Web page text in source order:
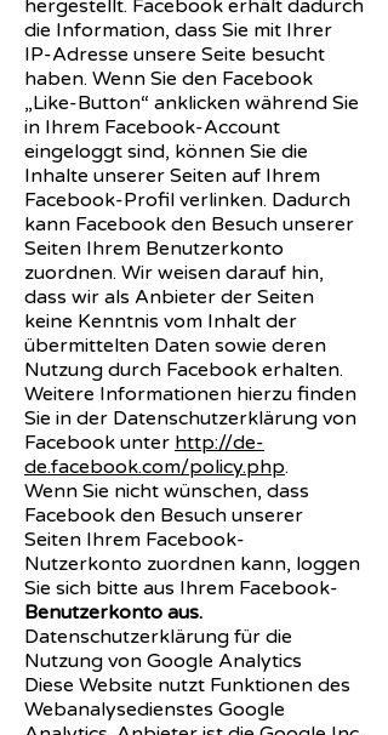
hergestellt. Facebook erhält dadurch
die Information, dass Sie mit Ihrer
IP-Adresse unsere Seite besucht
haben. Wenn Sie den Facebook
„Like-Button“ anklicken während Sie
in Ihrem Facebook-Account
eingeloggt sind, können Sie die
Inhalte unserer Seiten auf Ihrem
Facebook-Profil verlinken. Dadurch
kann Facebook den Besuch unserer
Seiten Ihrem Benutzerkonto
zuordnen. Wir weisen darauf hin,
dass wir als Anbieter der Seiten
keine Kenntnis vom Inhalt der
übermittelten Daten sowie deren
Nutzung durch Facebook erhalten.
Weitere Informationen hierzu finden
Sie in der Datenschutzerklärung von
Facebook unter http://de-
de.facebook.com/policy.php.
Wenn Sie nicht wünschen, dass
Facebook den Besuch unserer
Seiten Ihrem Facebook-
Nutzerkonto zuordnen kann, loggen
Sie sich bitte aus Ihrem Facebook-
Benutzerkonto aus.
Datenschutzerklärung für die
Nutzung von Google Analytics
Diese Website nutzt Funktionen des
Webanalysedienstes Google